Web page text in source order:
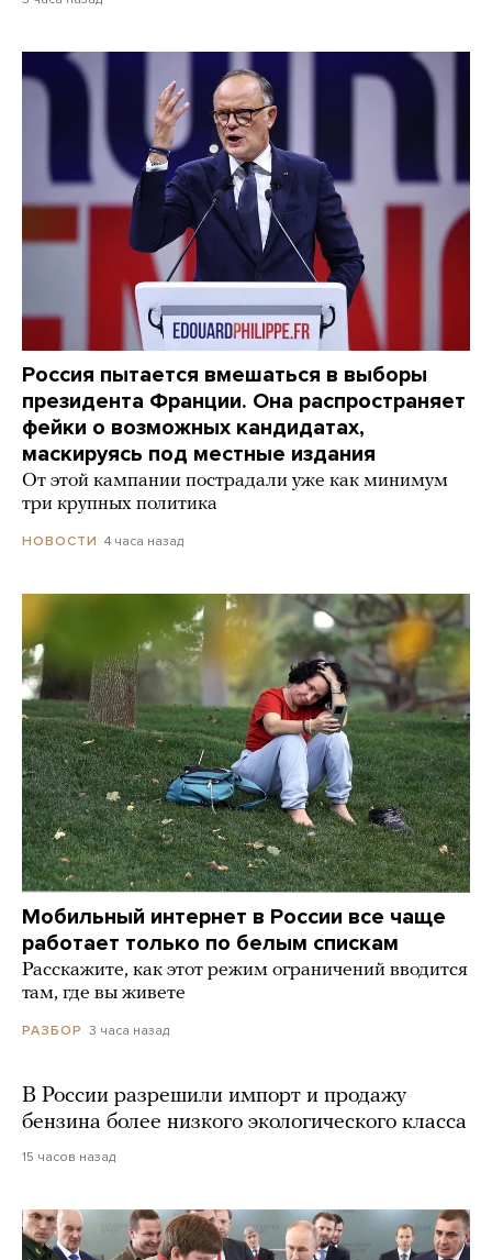
Россия пытается вмешаться в выборы
президента Франции. Она распространяет
фейки о возможных кандидатах,
маскируясь под местные издания
От этой кампании пострадали уже как минимум
три крупных политика
НОВОСТИ 4 часа назад
Мобильный интернет в России все чаще
работает только по белым спискам
Расскажите, как этот режим ограничений вводится
там, где вы живете
РАЗБОР 3 часа назад
В России разрешили импорт и продажу
бензина более низкого экологического класса
15 часов назад